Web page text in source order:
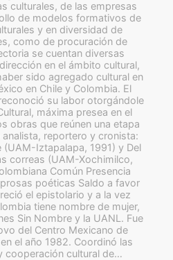
culturales, de las empresas
de modelos formativos de
y en diversidad de
como de procuración de
se cuentan diversas
en el ámbito cultural,
sido agregado cultural en
en Chile y Colombia. El
su labor otorgándole
máxima presea en el
obras que reúnen una etapa
reportero y cronista:
(UAM-Iztapalapa, 1991) y Del
correas (UAM-Xochimilco,
Común Presencia
poéticas Saldo a favor
el epistolario y a la vez
tiene nombre de mujer,
Sin Nombre y la UANL. Fue
del Centro Mexicano de
el año 1982. Coordinó las
cooperación cultural de…